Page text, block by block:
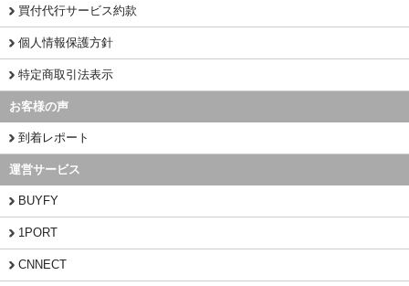
買付代行サービス約款
個人情報保護方針
特定商取引法表示
お客様の声
到着レポート
運営サービス
BUYFY
1PORT
CNNECT